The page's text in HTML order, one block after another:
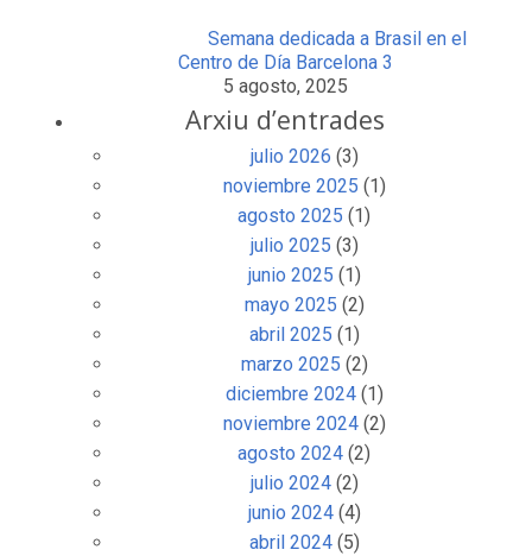
Semana dedicada a Brasil en el
Centro de Día Barcelona 3
5 agosto, 2025
Arxiu d’entrades
julio 2026 (3)
noviembre 2025 (1)
agosto 2025 (1)
julio 2025 (3)
junio 2025 (1)
mayo 2025 (2)
abril 2025 (1)
marzo 2025 (2)
diciembre 2024(1)
noviembre 2024(2)
agosto 2024 (2)
julio 2024(2)
junio 2024(4)
abril 2024(5)